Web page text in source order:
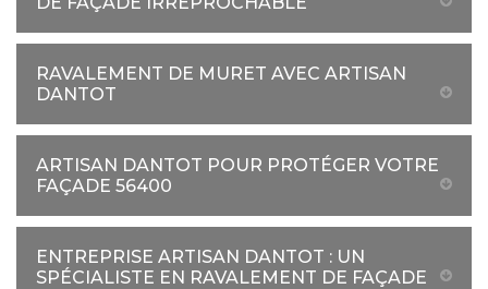
RAVALEMENT DE MURET AVEC ARTISAN
DANTOT
ARTISAN DANTOT POUR PROTÉGER VOTRE
FAÇADE 56400
ENTREPRISE ARTISAN DANTOT : UN
SPÉCIALISTE EN RAVALEMENT DE FAÇADE